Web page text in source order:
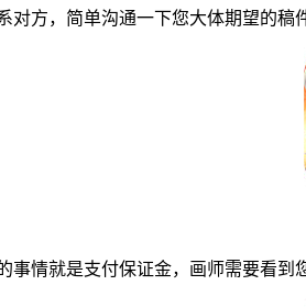
，简单沟通一下您大体期望的稿
就是支付保证金，画师需要看到